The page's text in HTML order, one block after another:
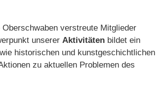
verstreute Mitglieder
unserer Aktivitäten bildet ein
historischen und kunstgeschichtlichen
zu aktuellen Problemen des